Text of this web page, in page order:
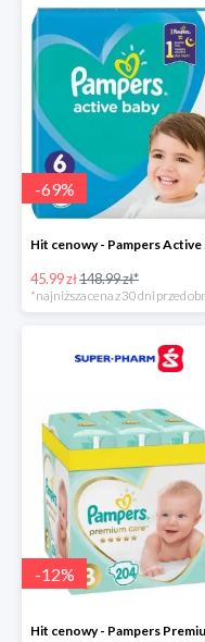
-69%
45.99 zł148.99 zł*
-12%